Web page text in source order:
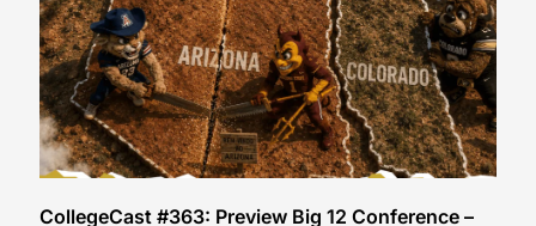
CollegeCast #363: Preview Big 12 Conference –